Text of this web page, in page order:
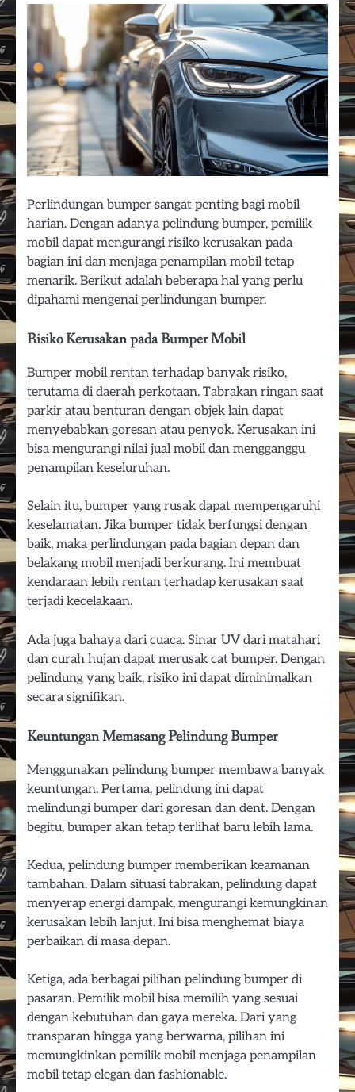
Perlindungan bumper sangat penting bagi mobil
harian. Dengan adanya pelindung bumper, pemilik
mobil dapat mengurangi risiko kerusakan pada
bagian ini dan menjaga penampilan mobil tetap
menarik. Berikut adalah beberapa hal yang perlu
dipahami mengenai perlindungan bumper.
Risiko Kerusakan pada Bumper Mobil
Bumper mobil rentan terhadap banyak risiko,
terutama di daerah perkotaan. Tabrakan ringan saat
parkir atau benturan dengan objek lain dapat
menyebabkan goresan atau penyok. Kerusakan ini
bisa mengurangi nilai jual mobil dan mengganggu
penampilan keseluruhan.
Selain itu, bumper yang rusak dapat mempengaruhi
keselamatan. Jika bumper tidak berfungsi dengan
baik, maka perlindungan pada bagian depan dan
belakang mobil menjadi berkurang. Ini membuat
kendaraan lebih rentan terhadap kerusakan saat
terjadi kecelakaan.
Ada juga bahaya dari cuaca. Sinar UV dari matahari
dan curah hujan dapat merusak cat bumper. Dengan
pelindung yang baik, risiko ini dapat diminimalkan
secara signifikan.
Keuntungan Memasang Pelindung Bumper
Menggunakan pelindung bumper membawa banyak
keuntungan. Pertama, pelindung ini dapat
melindungi bumper dari goresan dan dent. Dengan
begitu, bumper akan tetap terlihat baru lebih lama.
Kedua, pelindung bumper memberikan keamanan
tambahan. Dalam situasi tabrakan, pelindung dapat
menyerap energi dampak, mengurangi kemungkinan
kerusakan lebih lanjut. Ini bisa menghemat biaya
perbaikan di masa depan.
Ketiga, ada berbagai pilihan pelindung bumper di
pasaran. Pemilik mobil bisa memilih yang sesuai
dengan kebutuhan dan gaya mereka. Dari yang
transparan hingga yang berwarna, pilihan ini
memungkinkan pemilik mobil menjaga penampilan
mobil tetap elegan dan fashionable.